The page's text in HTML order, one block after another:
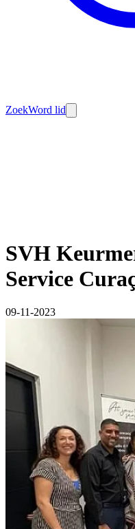
ZoekWord lid
SVH
Service
09-11-2023